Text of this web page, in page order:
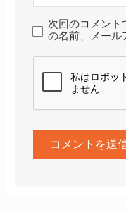
次回のコメント
の名前、メール